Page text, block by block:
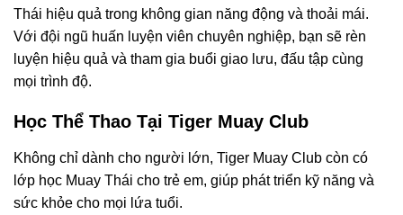
Thái hiệu quả trong không gian năng động và thoải mái.
Với đội ngũ huấn luyện viên chuyên nghiệp, bạn sẽ rèn
luyện hiệu quả và tham gia buổi giao lưu, đấu tập cùng
mọi trình độ.
Học Thể Thao Tại Tiger Muay Club
Không chỉ dành cho người lớn, Tiger Muay Club còn có
lớp học Muay Thái cho trẻ em, giúp phát triển kỹ năng và
sức khỏe cho mọi lứa tuổi.